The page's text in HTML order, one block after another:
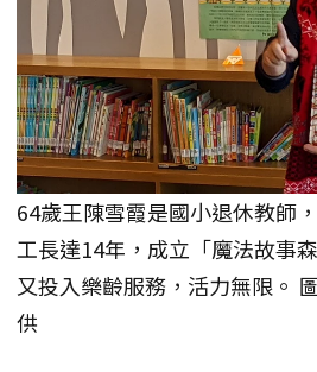
64歲王陳雪霞是國小退休教師
工長達14年，成立「魔法故事
又投入樂齡服務，活力無限。
供